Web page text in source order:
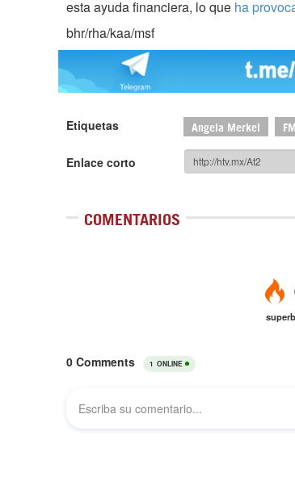
esta ayuda financiera, lo que ha
bhr/rha/kaa/msf
Etiquetas Angela Merkel
Enlace corto
COMENTARIOS